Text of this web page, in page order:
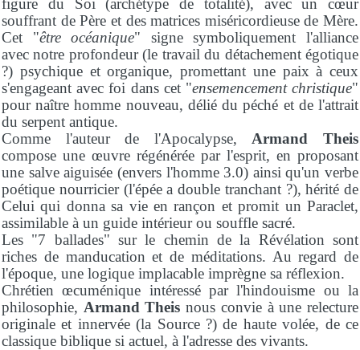
figure du Soi (archétype de totalité), avec un cœur
souffrant de Père et des matrices miséricordieuse de Mère.
Cet "être océanique" signe symboliquement l'alliance
avec notre profondeur (le travail du détachement égotique
?) psychique et organique, promettant une paix à ceux
s'engageant avec foi dans cet "ensemencement christique"
pour naître homme nouveau, délié du péché et de l'attrait
du serpent antique.
Comme l'auteur de l'Apocalypse, Armand Theis
compose une œuvre régénérée par l'esprit, en proposant
une salve aiguisée (envers l'homme 3.0) ainsi qu'un verbe
poétique nourricier (l'épée a double tranchant ?), hérité de
Celui qui donna sa vie en rançon et promit un Paraclet,
assimilable à un guide intérieur ou souffle sacré.
Les "7 ballades" sur le chemin de la Révélation sont
riches de manducation et de méditations. Au regard de
l'époque, une logique implacable imprègne sa réflexion.
Chrétien œcuménique intéressé par l'hindouisme ou la
philosophie, Armand Theis nous convie à une relecture
originale et innervée (la Source ?) de haute volée, de ce
classique biblique si actuel, à l'adresse des vivants.